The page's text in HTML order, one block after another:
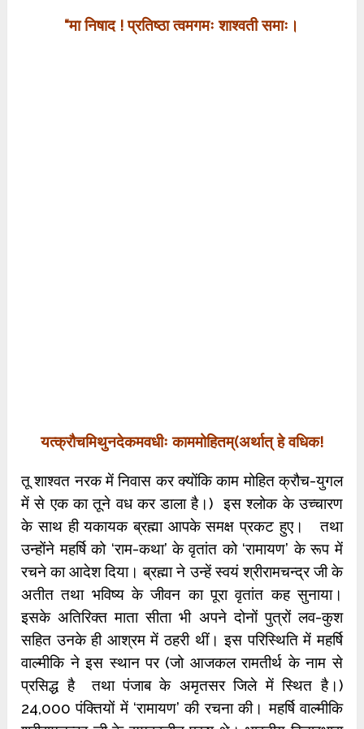
“मा निषाद ! प्रतिष्ठा त्वमगमः शाश्वती समाः।
यत्क्रौचमिथुनदेकमवधीः काममोहितम्(अर्थात् हे वधिक!
तू शाश्वत नरक में निवास कर क्योंकि काम मोहित क्रौच-युगल
में से एक का तूने वध कर डाला है।) इस श्लोक के उच्चारण
के साथ ही यकायक ब्रह्मा आपके समक्ष प्रकट हुए। तथा
उन्होंने महर्षि को ‘राम-कथा’ के वृतांत को ‘रामायण’ के रूप में
रचने का आदेश दिया। ब्रह्मा ने उन्हें स्वयं श्रीरामचन्द्र जी के
अतीत तथा भविष्य के जीवन का पूरा वृतांत कह सुनाया।
इसके अतिरिक्त माता सीता भी अपने दोनों पुत्रों लव-कुश
सहित उनके ही आश्रम में ठहरी थीं। इस परिस्थिति में महर्षि
वाल्मीकि ने इस स्थान पर (जो आजकल रामतीर्थ के नाम से
प्रसिद्ध है तथा पंजाब के अमृतसर जिले में स्थित है।)
24,000 पंक्तियों में ‘रामायण’ की रचना की। महर्षि वाल्मीकि